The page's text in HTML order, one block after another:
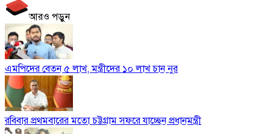
আরও পড়ুন
এমপিদের বেতন ৫ লাখ, মন্ত্রীদের ১০ লাখ চান নুর
রবিবার প্রথমবারের মতো চট্টগ্রাম সফরে যাচ্ছেন প্রধানমন্ত্রী